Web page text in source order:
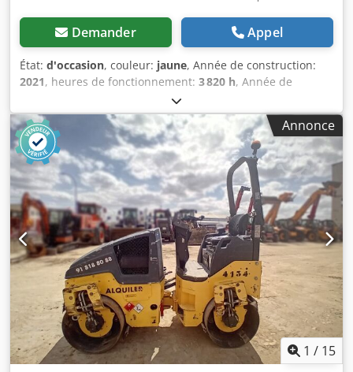
Demander Appel
État: d'occasion, couleur: jaune, Année de construction:
2021, heures de fonctionnement: 3 820 h, Année de
construction: 2021 Poids à vide: 16.000 kg Dimensions
(LxlxH): 622 x 230 x 299 cm Csdpfx Abex Sqhiskerf Type de
moteur: Deutz DEUTZ TCD4.1 L-4
Annonce
1 / 15